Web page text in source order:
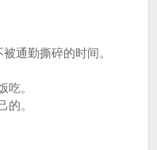
通勤撕碎的时间。
吃。
的。